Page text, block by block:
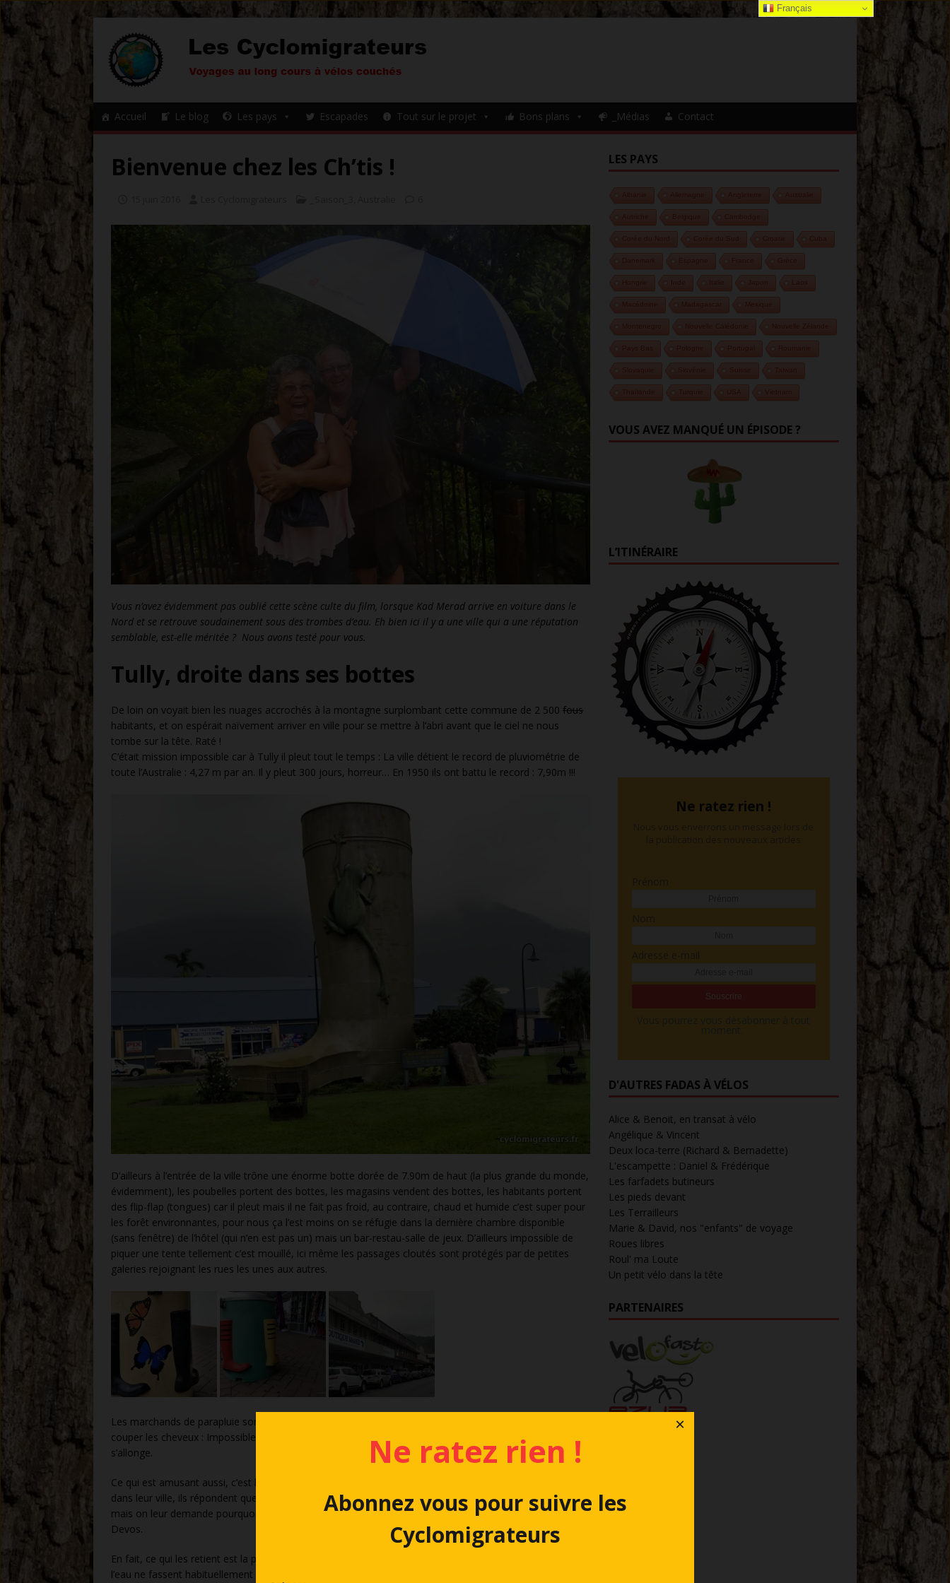
Accueil Le blog Les pays Escapades Tout sur le projet Bons plans _Médias Contact
Bienvenue chez les Ch’tis !
Vous n’avez évidemment pas oublié cette scène culte du film, lorsque Kad Merad arrive en voiture dans le
Nord et se retrouve soudainement sous des trombes d’eau. Eh bien ici il y a une ville qui a une réputation
semblable, est-elle méritée ? Nous avons testé pour vous.
Tully, droite dans ses bottes
De loin on voyait bien les nuages accrochés à la montagne surplombant cette commune de 2 500 fous
habitants, et on espérait naïvement arriver en ville pour se mettre à l’abri avant que le ciel ne nous
tombe sur la tête. Raté !
C’était mission impossible car à Tully il pleut tout le temps : La ville détient le record de pluviométrie de
toute l’Australie : 4,27 m par an. Il y pleut 300 jours, horreur… En 1950 ils ont battu le record : 7,90m !!!
D’ailleurs à l’entrée de la ville trône une énorme botte dorée de 7.90m de haut (la plus grande du monde,
évidemment), les poubelles portent des bottes, les magasins vendent des bottes, les habitants portent
des flip-flap (tongues) car il pleut mais il ne fait pas froid, au contraire, chaud et humide c’est super pour
les forêt environnantes, pour nous ça l’est moins on se réfugie dans la dernière chambre disponible
(sans fenêtre) de l’hôtel (qui n’en est pas un) mais un bar-restau-salle de jeux. D’ailleurs impossible de
piquer une tente tellement c’est mouillé, ici même les passages cloutés sont protégés par de petites
galeries rejoignant les rues les unes aux autres.
Les marchands de parapluie sont contents. Irène profite de cet après midi free pour essayer de se faire
couper les cheveux : Impossible avant la semaine prochaine, tant pis elle restera avec sa tignasse qui
s’allonge.
Ce qui est amusant aussi, c’est l’attitude des habitants : Lorsqu’on leur demande pourquoi il pleut autant
dans leur ville, ils répondent que c’est parce qu’elle détient le record de pluviométrie en Australie. Certes,
mais on leur demande pourquoi et ils répondent que c’est parce qu’il pleut tout le temps… On dirait du
Devos.
En fait, ce qui les retient est la présence d’une énorme sucrerie qui jouxte la ville (Bien que le sucre et
l’eau ne fassent habituellement pas bon ménage, mais on a appris à ne plus s’étonner de rien).
LES PAYS
Albanie Allemagne Angleterre Australie
Autriche Belgique
Corée du Nord Corée du Sud
Danemark Espagne France Grèce
Hongrie
Macédoine Madagascar Mexique
Montenegro Nouvelle Calédonie Nouvelle Zélande
Pays Bas Pologne Portugal Roumanie
Slovaquie Slovénie Suisse Taiwan
Thaïlande USA Vietnam
VOUS AVEZ MANQUÉ UN ÉPISODE ?
L’ITINÉRAIRE
Ne ratez rien !
D'AUTRES FADAS À VÉLOS
Alice & Benoit, en transat à vélo
Angélique & Vincent
Deux loca-terre (Richard & Bernadette)
L'escampette : Daniel & Frédérique
Les farfadets butineurs
Les pieds devant
Les Terrailleurs
Marie & David, nos "enfants" de voyage
Roues libres
Roul' ma Loute
Un petit vélo dans la tête
PARTENAIRES
Ne ratez rien !
Abonnez vous pour suivre les
Cyclomigrateurs
×
Français